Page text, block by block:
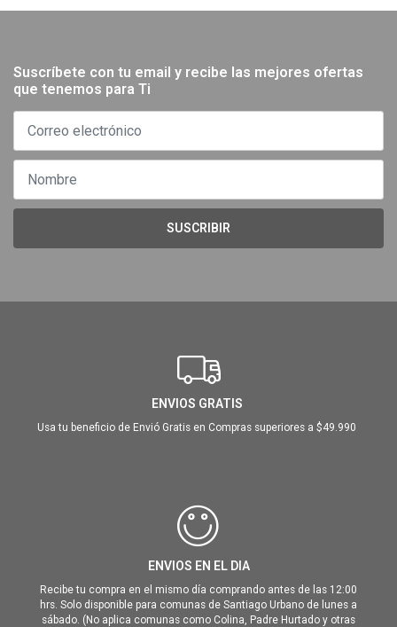
Suscríbete con tu email y recibe las mejores ofertas
que tenemos para Ti
SUSCRIBIR
ENVIOS GRATIS
Usa tu beneficio de Envió Gratis en Compras superiores a $49.990
ENVIOS EN EL DIA
Recibe tu compra en el mismo día comprando antes de las 12:00
hrs. Solo disponible para comunas de Santiago Urbano de lunes a
sábado. (No aplica comunas como Colina, Padre Hurtado y otras